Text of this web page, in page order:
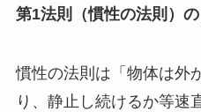
第1法則（慣性の法則）
慣性の法則は「物体は外
り、静止し続けるか等速